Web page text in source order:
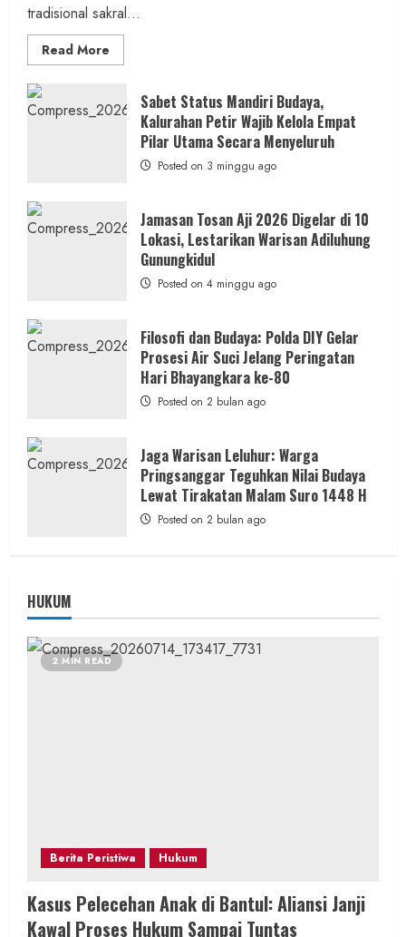
tradisional sakral...
Read More
more
Tokoh
Nasional,
Ruwatan
Ageng
Petilasan
Sendangwangi
Mohon
Hayuning
Bawono
Sabet Status Mandiri Budaya,
Kalurahan Petir Wajib Kelola Empat
Pilar Utama Secara Menyeluruh
Posted on 3 minggu ago
Jamasan Tosan Aji 2026 Digelar di 10
Lokasi, Lestarikan Warisan Adiluhung
Gunungkidul
Posted on 4 minggu ago
Filosofi dan Budaya: Polda DIY Gelar
Prosesi Air Suci Jelang Peringatan
Hari Bhayangkara ke-80
Posted on 2 bulan ago
Jaga Warisan Leluhur: Warga
Pringsanggar Teguhkan Nilai Budaya
Lewat Tirakatan Malam Suro 1448 H
Posted on 2 bulan ago
HUKUM
2 MIN READ
Berita Peristiwa Hukum
Kasus Pelecehan Anak di Bantul: Aliansi Janji
Kawal Proses Hukum Sampai Tuntas